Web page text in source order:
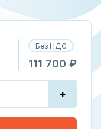
Без НДС
111 700 ₽
+